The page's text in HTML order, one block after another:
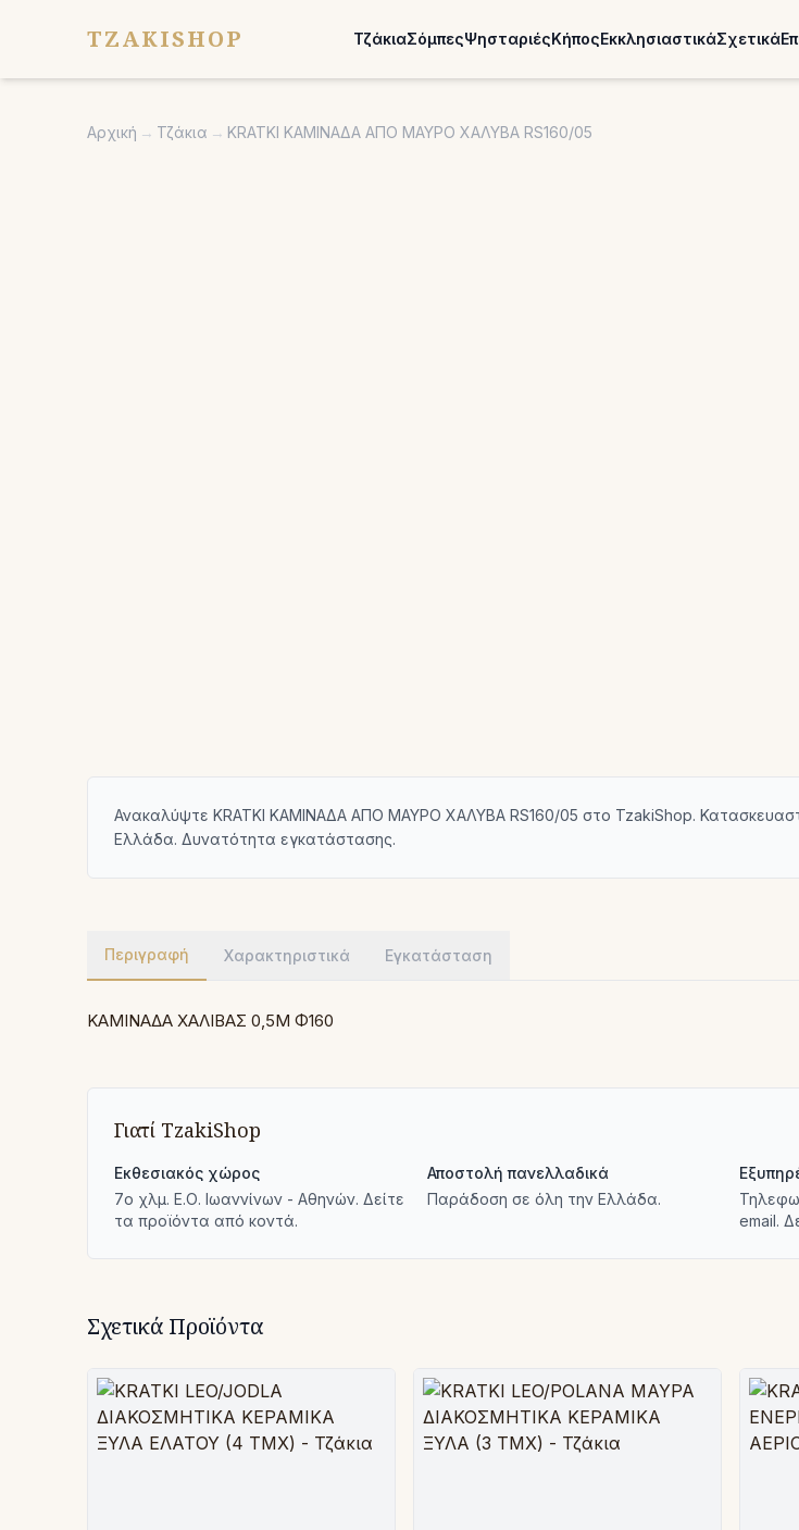
TZAKISHOP ΤζάκιαΣόμπεςΨησταριέςΚήποςΕκκλησιαστικάΣχετικά
Αρχική → Τζάκια → KRATKI ΚΑΜΙΝΑΔΑ ΑΠΟ ΜΑΥΡΟ ΧΑΛΥΒΑ RS160/05
Ανακαλύψτε KRATKI ΚΑΜΙΝΑΔΑ ΑΠΟ ΜΑΥΡΟ ΧΑΛΥΒΑ RS160/05 στο TzakiShop.
Ελλάδα. Δυνατότητα εγκατάστασης.
Περιγραφή Χαρακτηριστικά Εγκατάσταση
ΚΑΜΙΝΑΔΑ ΧΑΛΙΒΑΣ 0,5Μ Φ160
Γιατί TzakiShop
Εκθεσιακός χώρος
7ο χλμ. Ε.Ο. Ιωαννίνων - Αθηνών. Δείτε
τα προϊόντα από κοντά.
Αποστολή πανελλαδικά
Παράδοση σε όλη την Ελλάδα.
email.
Σχετικά Προϊόντα